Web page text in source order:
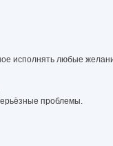
исполнять любые
проблемы.